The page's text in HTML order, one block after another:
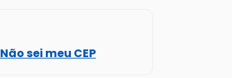
Não sei meu CEP